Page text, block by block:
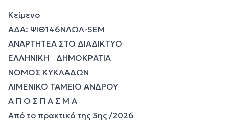
Κείμενο
ΑΔΑ: ΨΙΘ146ΝΛΩΛ-5ΕΜ
ΑΝΑΡΤΗΤΕΑ ΣΤΟ ΔΙΑΔΙΚΤΥΟ
ΕΛΛΗΝΙΚΗ ΔΗΜΟΚΡΑΤΙΑ
ΝΟΜΟΣ ΚΥΚΛΑΔΩΝ
ΛΙΜΕΝΙΚΟ ΤΑΜΕΙΟ ΑΝΔΡΟΥ
Α Π Ο Σ Π Α Σ Μ Α
Από το πρακτικό της 3ης /2026